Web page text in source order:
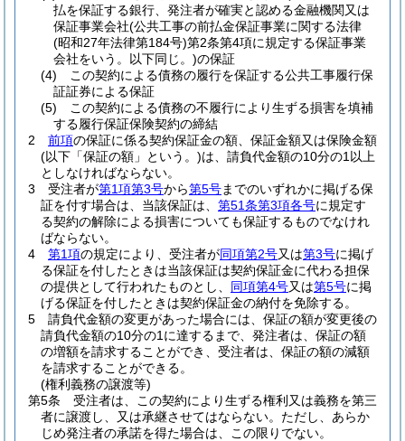
払を保証する銀行、発注者が確実と認める金融機関又は
保証事業会社(公共工事の前払金保証事業に関する法律
(昭和27年法律第184号)第2条第4項に規定する保証事業
会社をいう。以下同じ。)の保証
(4)
この契約による債務の履行を保証する公共工事履行保
証証券による保証
(5)
この契約による債務の不履行により生ずる損害を填補
する履行保証保険契約の締結
2
前項の保証に係る契約保証金の額、保証金額又は保険金額
(以下「保証の額」という。)は、請負代金額の10分の1以上
としなければならない。
3
受注者が第1項第3号から第5号までのいずれかに掲げる保
証を付す場合は、当該保証は、 第51条第3項各号に規定す
る契約の解除による損害についても保証するものでなけれ
ばならない。
4
第1項の規定により、受注者が同項第2号又は第3号に掲げ
る保証を付したときは当該保証は契約保証金に代わる担保
の提供として行われたものとし、 同項第4号又は第5号に掲
げる保証を付したときは契約保証金の納付を免除する。
5
請負代金額の変更があった場合には、保証の額が変更後の
請負代金額の10分の1に達するまで、発注者は、保証の額
の増額を請求することができ、受注者は、保証の額の減額
を請求することができる。
(権利義務の譲渡等)
第5条
受注者は、この契約により生ずる権利又は義務を第三
者に譲渡し、又は承継させてはならない。 ただし、あらか
じめ発注者の承諾を得た場合は、この限りでない。